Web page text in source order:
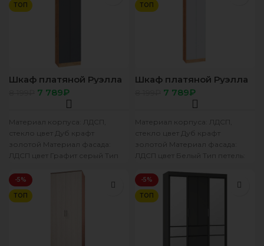
ТОП
Шкаф платяной Руэлла
дуб золотой/графит
7 789₽
Материал корпуса: ЛДСП,
стекло цвет Дуб крафт
золотой Материал фасада:
ЛДСП цвет Графит серый Тип
(прямая) Опоры:
ТОП
Шкаф платяной Руэлла
дуб золотой/белый
7 789₽
Материал корпуса: ЛДСП,
стекло цвет Дуб крафт
золотой Материал фасада:
ЛДСП цвет Белый Тип петель:
Опоры: Подпятник
-5%
ТОП
-5%
ТОП